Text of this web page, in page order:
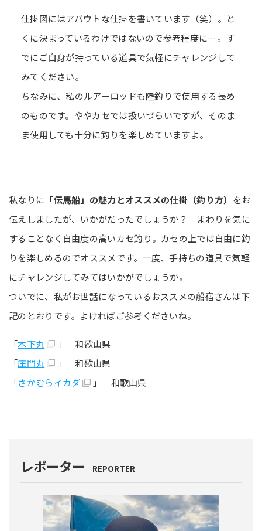
仕掛図にはアバウトな仕掛を書いています（笑）。と
くに決まっているわけではないので参考程度に…。す
でにご自身が持っている道具で気軽にチャレンジして
みてください。
ちなみに、私のルアーロッドも陸釣りで使用する長め
のものです。ややカセでは扱いづらいですが、そのま
ま使用しても十分に釣りを楽しめていますよ。
私なりに 「伝馬船」の魅力とオススメの仕掛（釣り方） をお
伝えしましたが、いかがだったでしょうか？ まわりを気に
することなく自由度の高いカセ釣り。カセの上では自由に釣
りを楽しめるのでオススメです。一度、手持ちの道具で気軽
にチャレンジしてみてはいかがでしょうか。
ついでに、私がお世話になっているおススメの船宿さんは下
記のとおりです。よければご参考くださいね。
「木下丸
」 和歌山県
「庄門丸
」 和歌山県
「さかむらイカダ 」 和歌山県
レポーター REPORTER